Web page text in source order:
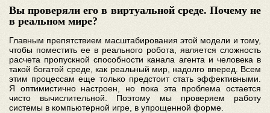
Вы проверяли его в виртуальной среде. Почему не
в реальном мире?
Главным препятствием масштабирования этой модели и тому,
чтобы поместить ее в реального робота, является сложность
расчета пропускной способности канала агента и человека в
такой богатой среде, как реальный мир, надолго вперед. Всем
этим процессам еще только предстоит стать эффективными.
Я оптимистично настроен, но пока эта проблема остается
чисто вычислительной. Поэтому мы проверяем работу
системы в компьютерной игре, в упрощенной форме.